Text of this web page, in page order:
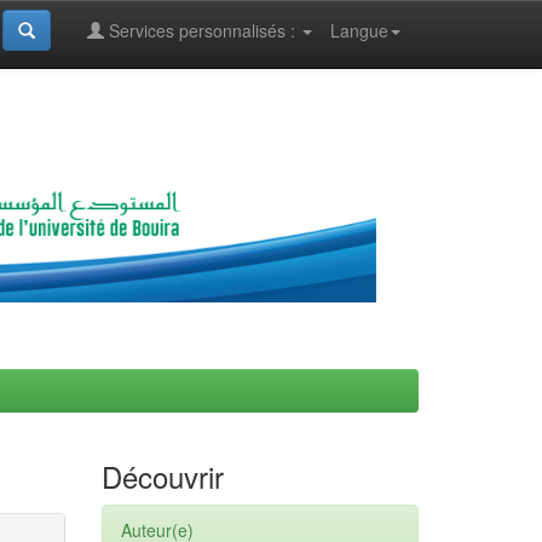
Langue
Services personnalisés :
Découvrir
Auteur(e)